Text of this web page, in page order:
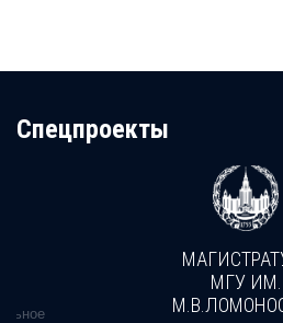
Cпецпроекты
МГУ ИМ.